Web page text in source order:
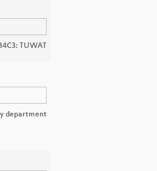
TUWAT
department